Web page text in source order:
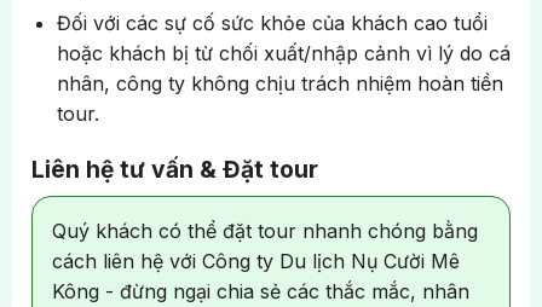
Chiêm ngưỡng vẻ đẹp của thành phố Lille về đêm
địa phương.
Nghỉ đêm tại Paris
Đối với các sự cố sức khỏe của khách cao tuổi
hoặc khách bị từ chối xuất/nhập cảnh vì lý do cá
nhân, công ty không chịu trách nhiệm hoàn tiền
tour.
Liên hệ tư vấn & Đặt tour
Quý khách có thể đặt tour nhanh chóng bằng
cách liên hệ với Công ty Du lịch Nụ Cười Mê
Kông - đừng ngại chia sẻ các thắc mắc, nhân